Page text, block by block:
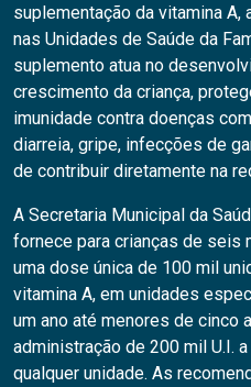
suplementação da vitamina
nas Unidades de Saúde da
suplemento atua no
crescimento da criança,
imunidade contra doenças
diarreia, gripe, infecções de
de contribuir diretamente na
A Secretaria Municipal da
fornece para crianças de seis
uma dose única de 100 mil
vitamina A, em unidades
um ano até menores de cinco
administração de 200 mil U.I.
qualquer unidade. As